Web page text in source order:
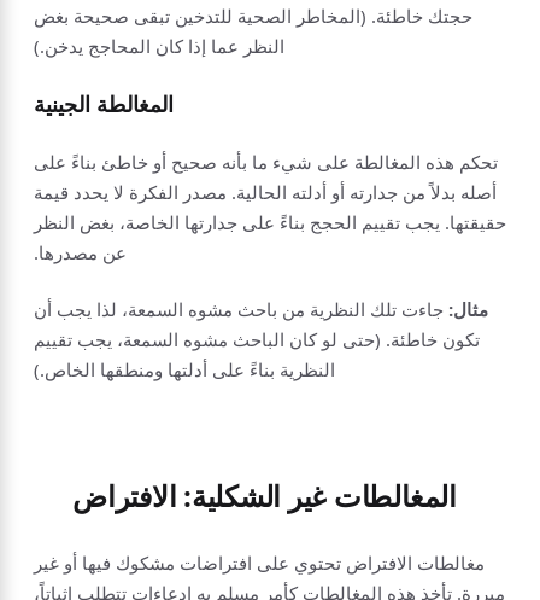
حجتك خاطئة. (المخاطر الصحية للتدخين تبقى صحيحة بغض
النظر عما إذا كان المحاجج يدخن.)
المغالطة الجينية
تحكم هذه المغالطة على شيء ما بأنه صحيح أو خاطئ بناءً على
أصله بدلاً من جدارته أو أدلته الحالية. مصدر الفكرة لا يحدد قيمة
حقيقتها. يجب تقييم الحجج بناءً على جدارتها الخاصة، بغض النظر
عن مصدرها.
مثال: جاءت تلك النظرية من باحث مشوه السمعة، لذا يجب أن
تكون خاطئة. (حتى لو كان الباحث مشوه السمعة، يجب تقييم
النظرية بناءً على أدلتها ومنطقها الخاص.)
المغالطات غير الشكلية: الافتراض
مغالطات الافتراض تحتوي على افتراضات مشكوك فيها أو غير
مبررة. تأخذ هذه المغالطات كأمر مسلم به ادعاءات تتطلب إثباتاً،